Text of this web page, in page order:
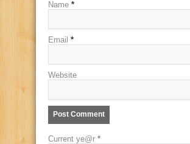
Name *
Email *
Website
Current ye@r *